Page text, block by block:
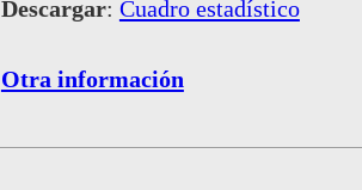
Descargar: Cuadro estadístico
Otra información